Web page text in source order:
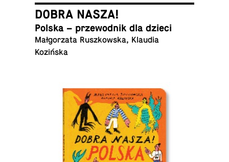
DOBRA NASZA!
Polska – prze­wod­nik dla dzieci
Mał­go­rza­ta Rusz­kow­ska, Klaudia
Kozińska